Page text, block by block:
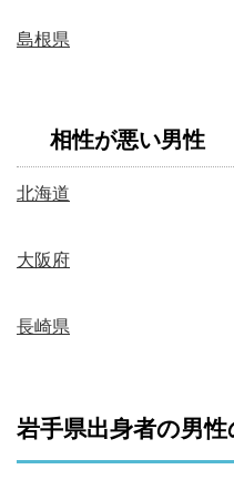
島根県
相性が悪い男性
北海道
大阪府
長崎県
岩手県出身者の男